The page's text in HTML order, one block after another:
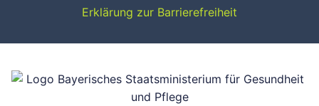
Erklärung zur Barrierefreiheit